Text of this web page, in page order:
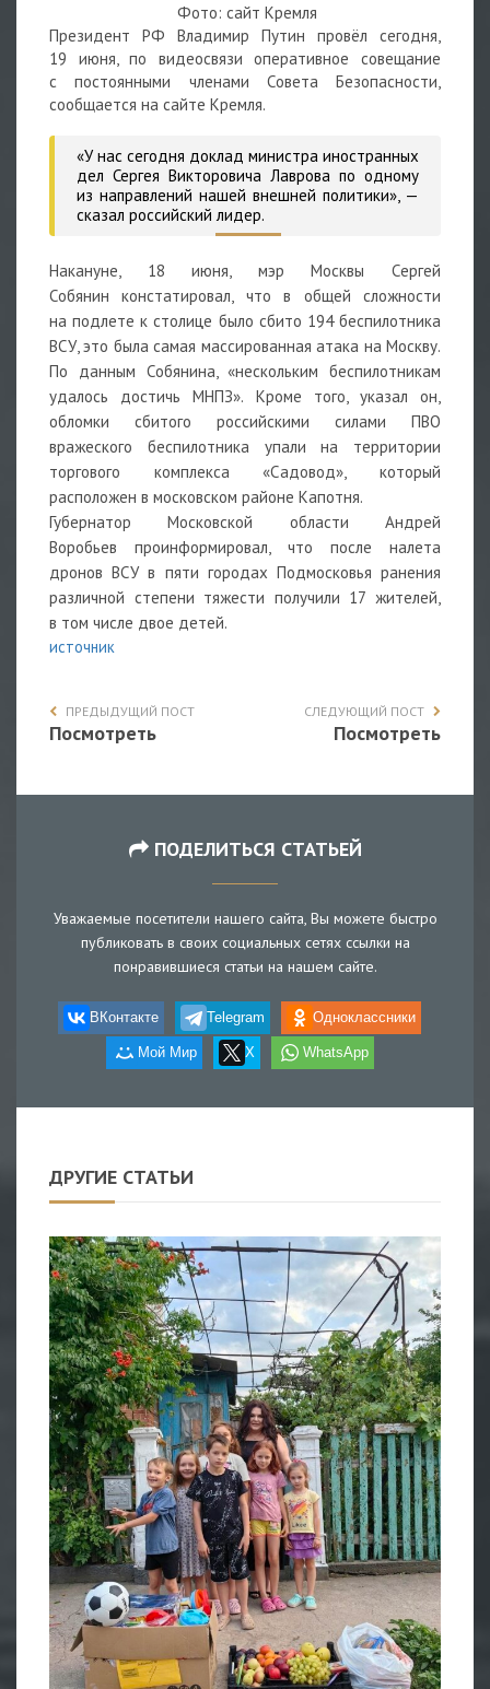
Фото: сайт Кремля
Президент РФ Владимир Путин провёл сегодня,
19 июня, по видеосвязи оперативное совещание
с постоянными членами Совета Безопасности,
сообщается на сайте Кремля.
«У нас сегодня доклад министра иностранных
дел Сергея Викторовича Лаврова по одному
из направлений нашей внешней политики», —
сказал российский лидер.
Накануне, 18 июня, мэр Москвы Сергей
Собянин констатировал, что в общей сложности
на подлете к столице было сбито 194 беспилотника
ВСУ, это была самая массированная атака на Москву.
По данным Собянина, «нескольким беспилотникам
удалось достичь МНПЗ». Кроме того, указал он,
обломки сбитого российскими силами ПВО
вражеского беспилотника упали на территории
торгового комплекса «Садовод», который
расположен в московском районе Капотня.
Губернатор Московской области Андрей
Воробьев проинформировал, что после налета
дронов ВСУ в пяти городах Подмосковья ранения
различной степени тяжести получили 17 жителей,
в том числе двое детей.
источник
ПРЕДЫДУЩИЙ ПОСТ
Посмотреть
СЛЕДУЮЩИЙ ПОСТ
Посмотреть
ПОДЕЛИТЬСЯ СТАТЬЕЙ
Уважаемые посетители нашего сайта, Вы можете быстро
публиковать в своих социальных сетях ссылки на
понравившиеся статьи на нашем сайте.
ВКонтакте Telegram Одноклассники
Мой Мир X WhatsApp
ДРУГИЕ СТАТЬИ